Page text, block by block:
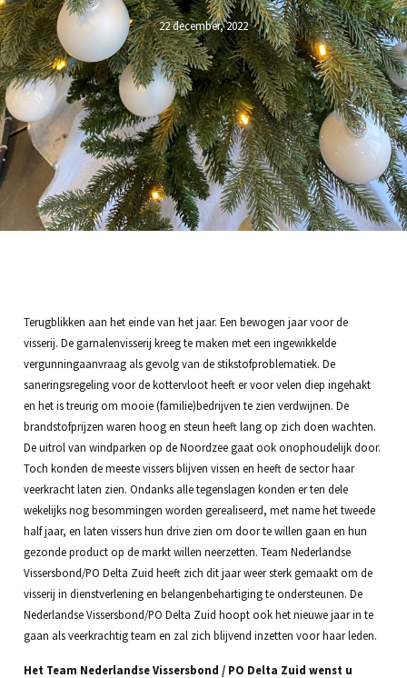
22 december, 2022
Terugblikken aan het einde van het jaar. Een bewogen jaar voor de
visserij. De garnalenvisserij kreeg te maken met een ingewikkelde
vergunningaanvraag als gevolg van de stikstofproblematiek. De
saneringsregeling voor de kottervloot heeft er voor velen diep ingehakt
en het is treurig om mooie (familie)bedrijven te zien verdwijnen. De
brandstofprijzen waren hoog en steun heeft lang op zich doen wachten.
De uitrol van windparken op de Noordzee gaat ook onophoudelijk door.
Toch konden de meeste vissers blijven vissen en heeft de sector haar
veerkracht laten zien. Ondanks alle tegenslagen konden er ten dele
wekelijks nog besommingen worden gerealiseerd, met name het tweede
half jaar, en laten vissers hun drive zien om door te willen gaan en hun
gezonde product op de markt willen neerzetten. Team Nederlandse
Vissersbond/PO Delta Zuid heeft zich dit jaar weer sterk gemaakt om de
visserij in dienstverlening en belangenbehartiging te ondersteunen. De
Nederlandse Vissersbond/PO Delta Zuid hoopt ook het nieuwe jaar in te
gaan als veerkrachtig team en zal zich blijvend inzetten voor haar leden.
Het Team Nederlandse Vissersbond / PO Delta Zuid wenst u